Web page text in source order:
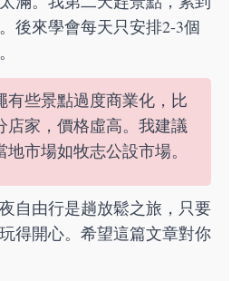
後來學會每天只安排2-3個
有些景點過度商業化，比
店家，價格虛高。我建議
市場如牧志公設市場。
自由行是趟放鬆之旅，只要
得開心。希望這篇文章對你